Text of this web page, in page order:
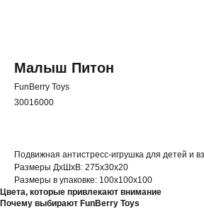
Малыш Питон
FunBerry Toys
30016000
Подвижная антистресс-игрушка для детей и
Размеры ДхШхВ: 275х30х20
Размеры в упаковке: 100х100х100
Цвета, которые привлекают внимание
Почему выбирают FunBerry Toys